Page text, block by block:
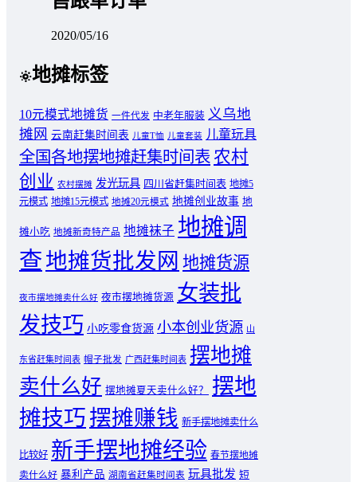
2020/05/16
地摊标签
10元模式地摊货 一件代发 中老年服装 义乌地
摊网 云南赶集时间表 儿童T恤 儿童套装 儿童玩具
全国各地摆地摊赶集时间表 农村
创业 农村摆摊 发光玩具 四川省赶集时间表 地摊5
元模式 地摊15元模式 地摊20元模式 地摊创业故事 地
摊小吃 地摊新奇特产品 地摊袜子 地摊调
查地摊货批发网 地摊货源
夜市摆地摊卖什么好 夜市摆地摊货源 女装批
发技巧 小吃零食货源 小本创业货源 山
东省赶集时间表 帽子批发 广西赶集时间表 摆地摊
卖什么好 摆地摊夏天卖什么好？
摆地
摊技巧摆摊赚钱 新手摆地摊卖什么
比较好 新手摆地摊经验 春节摆地摊
卖什么好 暴利产品 湖南省赶集时间表 玩具批发 短